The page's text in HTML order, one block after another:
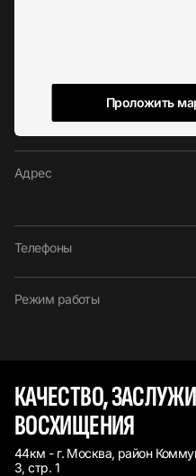
Проложить
Адрес
Телефоны
Режим работы
КАЧЕСТВО,
ВОСХИЩЕНИЯ
44км - г. Москва, район
3, стр. 1